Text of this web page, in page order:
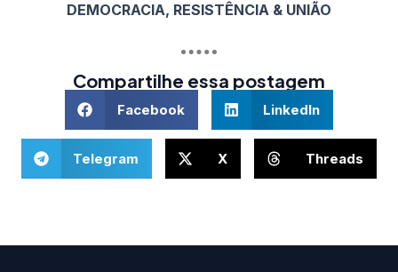
DEMOCRACIA, RESISTÊNCIA & UNIÃO
Compartilhe essa postagem
Facebook LinkedIn
Telegram X Threads